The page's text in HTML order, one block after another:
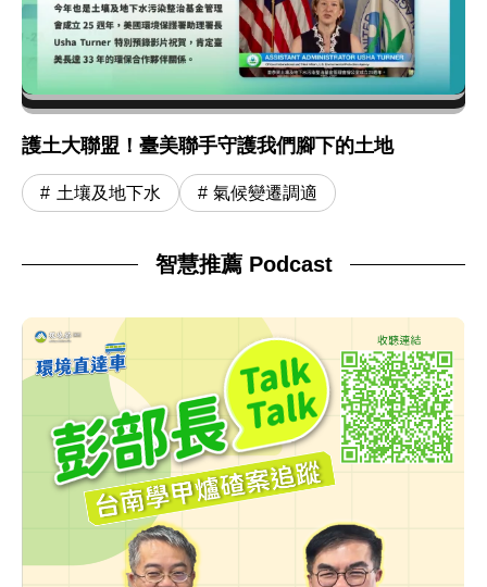
護土大聯盟！臺美聯手守護我們腳下的土地
土壤及地下水 氣候變遷調適
智慧推薦 Podcast